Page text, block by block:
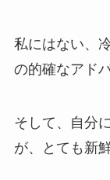
私にはない、
の的確なアド
そして、自分
が、とても新